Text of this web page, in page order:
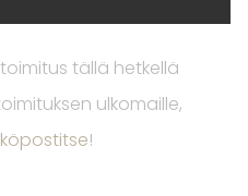
tällä hetkellä
ulkomaille,
!